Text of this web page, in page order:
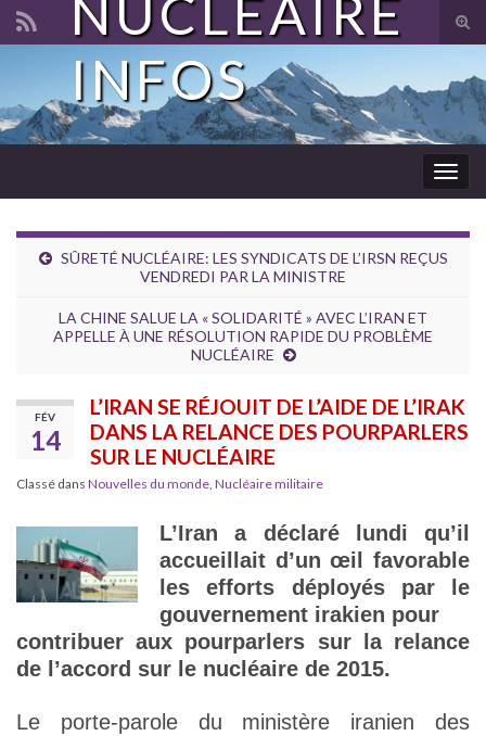
Search for:
NUCLÉAIRE
INFOS
SÛRETÉ NUCLÉAIRE: LES SYNDICATS DE L’IRSN REÇUS
VENDREDI PAR LA MINISTRE
LA CHINE SALUE LA « SOLIDARITÉ » AVEC L’IRAN ET
APPELLE À UNE RÉSOLUTION RAPIDE DU PROBLÈME
NUCLÉAIRE
FÉV
14
L’IRAN SE RÉJOUIT DE L’AIDE DE L’IRAK
DANS LA RELANCE DES POURPARLERS
SUR LE NUCLÉAIRE
Classé dans Nouvelles du monde, Nucléaire militaire
L’Iran a déclaré lundi qu’il
accueillait d’un œil favorable
les efforts déployés par le
gouvernement irakien pour
contribuer aux pourparlers sur la relance
de l’accord sur le nucléaire de 2015.
Le porte-parole du ministère iranien des